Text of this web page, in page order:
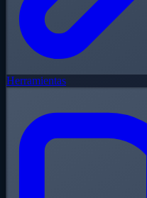
Herramientas